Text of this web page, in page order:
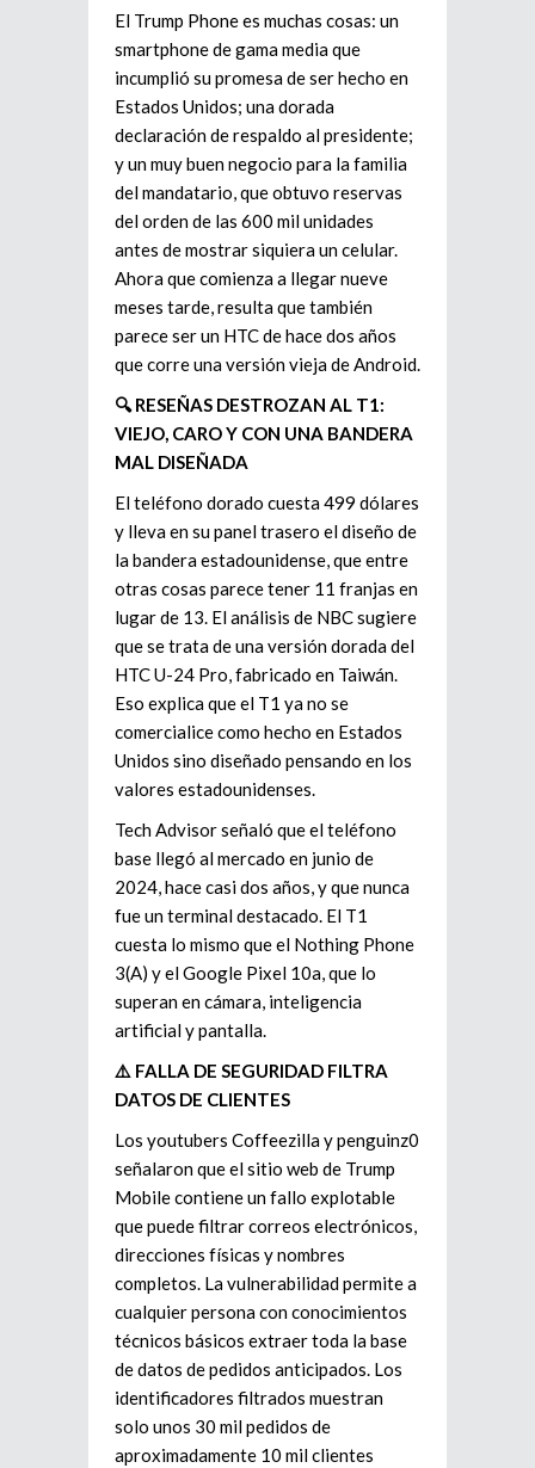
El Trump Phone es muchas cosas: un
smartphone de gama media que
incumplió su promesa de ser hecho en
Estados Unidos; una dorada
declaración de respaldo al presidente;
y un muy buen negocio para la familia
del mandatario, que obtuvo reservas
del orden de las 600 mil unidades
antes de mostrar siquiera un celular.
Ahora que comienza a llegar nueve
meses tarde, resulta que también
parece ser un HTC de hace dos años
que corre una versión vieja de Android.
🔍 RESEÑAS DESTROZAN AL T1:
VIEJO, CARO Y CON UNA BANDERA
MAL DISEÑADA
El teléfono dorado cuesta 499 dólares
y lleva en su panel trasero el diseño de
la bandera estadounidense, que entre
otras cosas parece tener 11 franjas en
lugar de 13. El análisis de NBC sugiere
que se trata de una versión dorada del
HTC U-24 Pro, fabricado en Taiwán.
Eso explica que el T1 ya no se
comercialice como hecho en Estados
Unidos sino diseñado pensando en los
valores estadounidenses.
Tech Advisor señaló que el teléfono
base llegó al mercado en junio de
2024, hace casi dos años, y que nunca
fue un terminal destacado. El T1
cuesta lo mismo que el Nothing Phone
3(A) y el Google Pixel 10a, que lo
superan en cámara, inteligencia
artificial y pantalla.
⚠️ FALLA DE SEGURIDAD FILTRA
DATOS DE CLIENTES
Los youtubers Coffeezilla y penguinz0
señalaron que el sitio web de Trump
Mobile contiene un fallo explotable
que puede filtrar correos electrónicos,
direcciones físicas y nombres
completos. La vulnerabilidad permite a
cualquier persona con conocimientos
técnicos básicos extraer toda la base
de datos de pedidos anticipados. Los
identificadores filtrados muestran
solo unos 30 mil pedidos de
aproximadamente 10 mil clientes